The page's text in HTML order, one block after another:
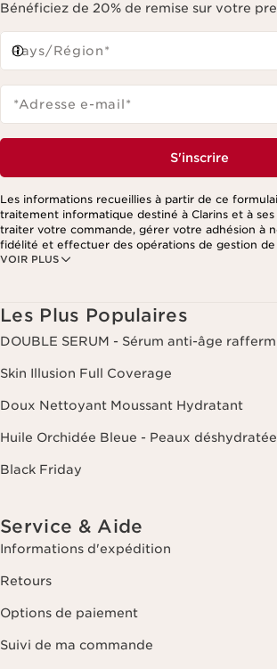
Bénéficiez de 20% de remise sur votre
Pays/Région*
*Adresse e-mail*
S'inscrire
VOIR PLUS
Les informations recueillies à partir de ce
traitement informatique destiné à Clarins et à
traiter votre commande, gérer votre adhésion à
fidélité et effectuer des opérations de gestion
notamment pour vous adresser des offres
Les Plus Populaires
DOUBLE SERUM - Sérum anti-âge
Skin Illusion Full Coverage
Doux Nettoyant Moussant Hydratant
Huile Orchidée Bleue - Peaux
Black Friday
Service & Aide
Informations d'expédition
Retours
Options de paiement
Suivi de ma commande